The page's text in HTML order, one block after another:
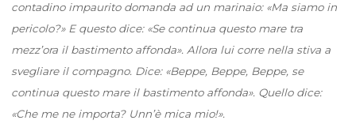
contadino impaurito domanda ad un marinaio: «Ma siamo in
pericolo?» E questo dice: «Se continua questo mare tra
mezz’ora il bastimento affonda». Allora lui corre nella stiva a
svegliare il compagno. Dice: «Beppe, Beppe, Beppe, se
continua questo mare il bastimento affonda». Quello dice:
«Che me ne importa? Unn’è mica mio!».